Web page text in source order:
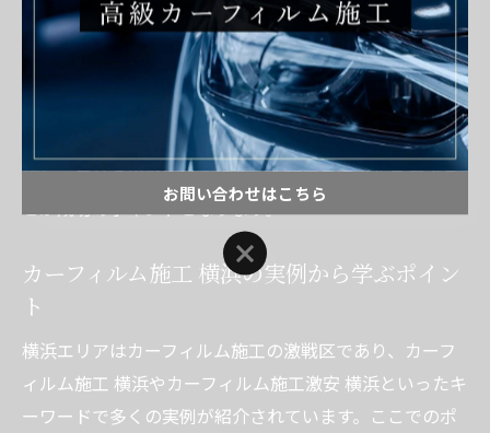
発揮しています。
ゴーストフィルム施工時の注意点としては、可視光線透
過率が法定基準を下回らないよう、事前のフィルム選定
と施工後の透過率測定が必須です。各施工店の事例を比
較し、自分の用途や好みに合った施工スタイルを選ぶこ
とが成功のポイントとなります。
カーフィルム施工 横浜の実例から学ぶポイン
ト
横浜エリアはカーフィルム施工の激戦区であり、カーフ
ィルム施工 横浜やカーフィルム施工激安 横浜といったキ
ーワードで多くの実例が紹介されています。ここでのポ
お問い合わせはこちら
お問い合わせはこちら